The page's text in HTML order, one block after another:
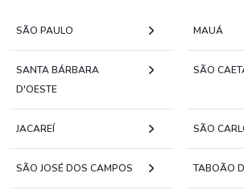
SÃO PAULO MAUÁ
SANTA BÁRBARA
D'OESTE
SÃO
JACAREÍ SÃO
SÃO JOSÉ DOS CAMPOS TABOÃO